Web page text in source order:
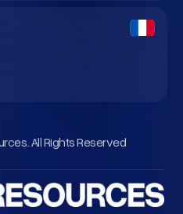
All Rights Reserved